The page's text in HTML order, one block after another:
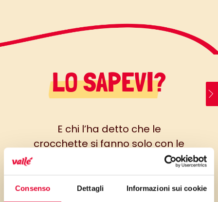
Consenso Dettagli Informazioni sui cookie
LO SAPEVI?
E chi l’ha detto che le
crocchette si fanno solo con le
patate ? Potete arricchire la
preparazione anche con funghi
trifolati…saranno squisite!